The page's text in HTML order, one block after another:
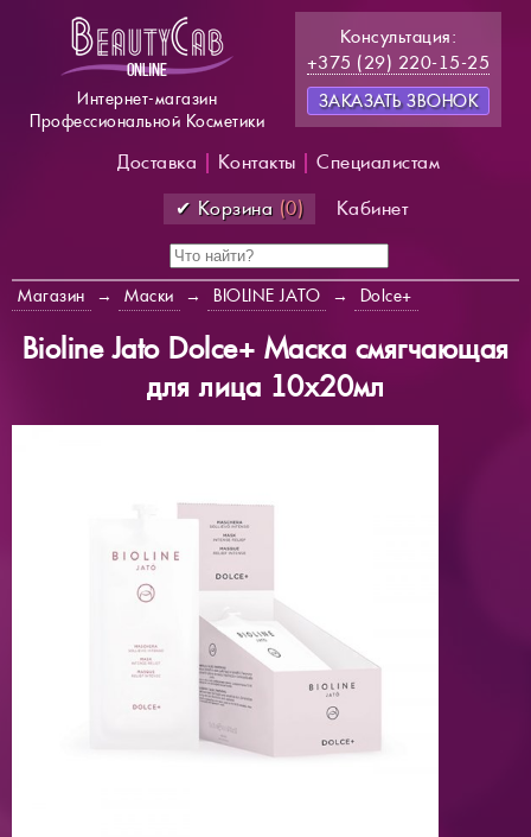
Интернет-магазин
Профессиональной Косметики
Консультация:
+375 (29) 220-15-25
ЗАКАЗАТЬ ЗВОНОК
Доставка Контакты
Специалистам
✔ Корзина (0) Кабинет
Магазин → Маски → BIOLINE JATO → Dolce+
Bioline Jato Dolce+ Маска смягчающая
для лица 10х20мл